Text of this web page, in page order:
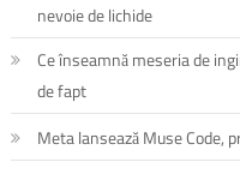
nevoie de lichide
Ce înseamnă meseria de
de fapt
Meta lansează Muse Code,